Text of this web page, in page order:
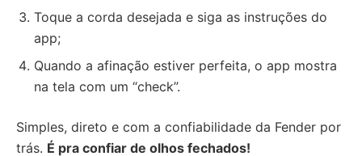
Toque a corda desejada e siga as instruções do
app;
Quando a afinação estiver perfeita, o app mostra
na tela com um “check”.
Simples, direto e com a confiabilidade da Fender por
trás. É pra confiar de olhos fechados!